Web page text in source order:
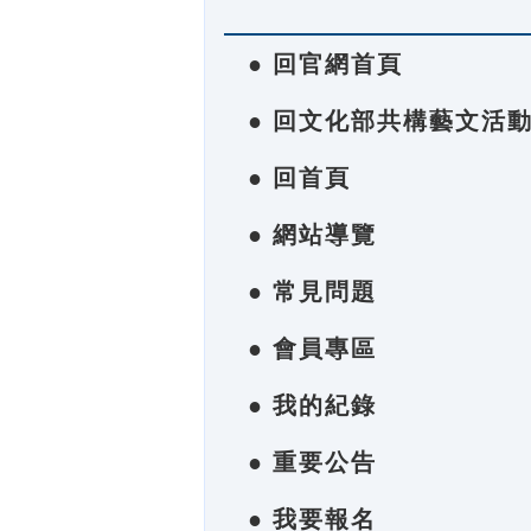
● 回官網首頁
● 回文化部共構藝文活
● 回首頁
● 網站導覽
● 常見問題
● 會員專區
● 我的紀錄
● 重要公告
● 我要報名